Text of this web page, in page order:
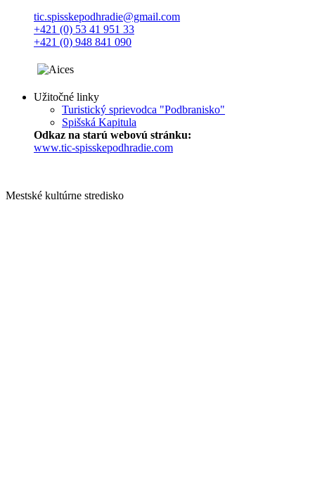
tic.spisskepodhradie@gmail.com
+421 (0) 53 41 951 33
+421 (0) 948 841 090
Užitočné linky
Turistický sprievodca "Podbranisko"
Spišská Kapitula
Odkaz na starú webovú stránku:
www.tic-spisskepodhradie.com
Mestské kultúrne stredisko